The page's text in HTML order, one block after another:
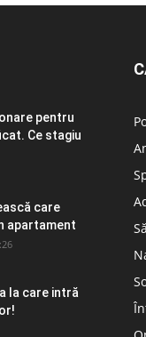
pentru
Ce stagiu
care
apartament
la care intră